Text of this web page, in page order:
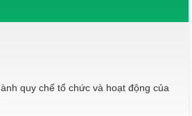
quy chế tổ chức và hoạt động của